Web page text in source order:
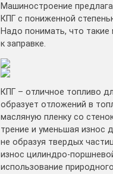
Машиностроение
КПГ с пониженной
Надо понимать, что
к заправке.
КПГ – отличное топливо
образует отложений в
масляную пленку со
трение и уменьшая износ
не образуя твердых
износ цилиндро-
использование